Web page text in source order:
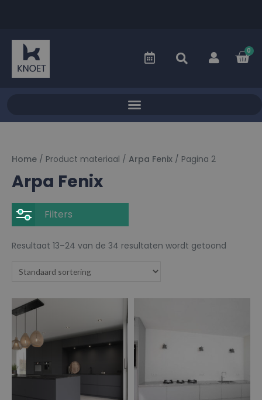
0
Home / Product materiaal / Arpa Fenix / Pagina 2
Arpa Fenix
Filters
Resultaat 13–24 van de 34 resultaten wordt getoond